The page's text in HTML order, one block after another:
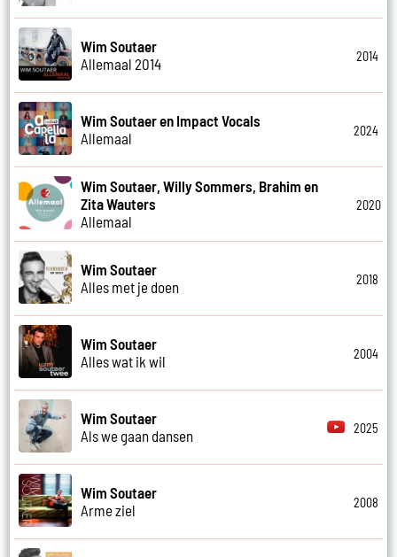
Wim Soutaer
Allemaal 2014
2014
Wim Soutaer en Impact Vocals
Allemaal
2024
Wim Soutaer, Willy Sommers, Brahim en
Zita Wauters
Allemaal
2020
Wim Soutaer
Alles met je doen
2018
Wim Soutaer
Alles wat ik wil
2004
Wim Soutaer
Als we gaan dansen
2025
Wim Soutaer
Arme ziel
2008